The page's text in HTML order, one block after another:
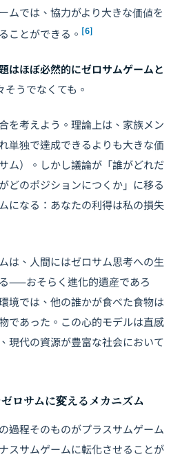
ムでは、協力がより大きな価値を
ことができる。 [6]
はほぼ必然的にゼロサムゲームと
うでなくても。
を考えよう。理論上は、家族メン
単独で達成できるよりも大きな価
ム）。しかし議論が「誰がどれだ
どのポジションにつくか」に移る
になる：あなたの利得は私の損失
は、人間にはゼロサム思考への生
——おそらく進化的遺産であろ
境では、他の誰かが食べた食物は
であった。この心的モデルは直感
現代の資源が豊富な社会において
ロサムに変えるメカニズム
過程そのものがプラスサムゲーム
スサムゲームに転化させることが